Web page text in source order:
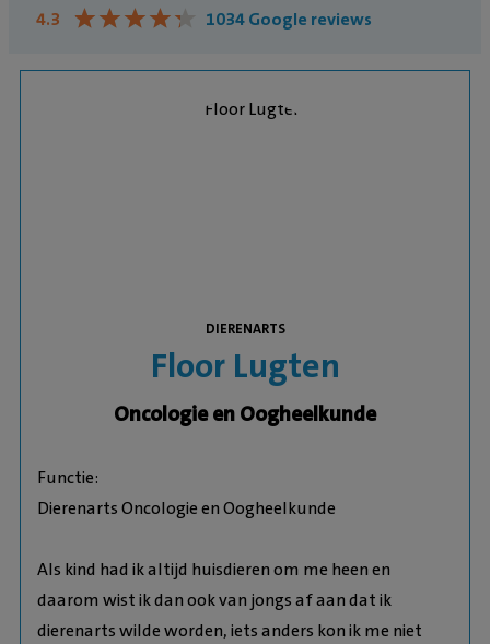
4.3 ★★★★★
★★★★★ 1034 Google reviews
DIERENARTS
Floor Lugten
Oncologie en Oogheelkunde
Functie:
Dierenarts Oncologie en Oogheelkunde
Als kind had ik altijd huisdieren om me heen en
daarom wist ik dan ook van jongs af aan dat ik
dierenarts wilde worden, iets anders kon ik me niet